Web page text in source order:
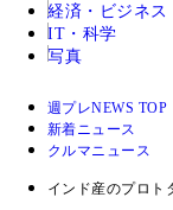
経済・ビジネス
IT・科学
写真
週プレNEWS TOP
新着ニュース
クルマニュース
インド産のプロ